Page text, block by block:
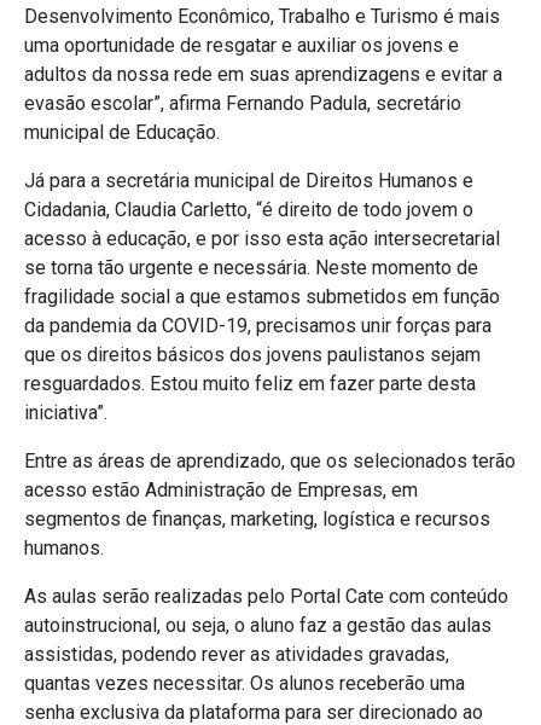
Desenvolvimento Econômico, Trabalho e Turismo é mais
uma oportunidade de resgatar e auxiliar os jovens e
adultos da nossa rede em suas aprendizagens e evitar a
evasão escolar”, afirma Fernando Padula, secretário
municipal de Educação.
Já para a secretária municipal de Direitos Humanos e
Cidadania, Claudia Carletto, “é direito de todo jovem o
acesso à educação, e por isso esta ação intersecretarial
se torna tão urgente e necessária. Neste momento de
fragilidade social a que estamos submetidos em função
da pandemia da COVID-19, precisamos unir forças para
que os direitos básicos dos jovens paulistanos sejam
resguardados. Estou muito feliz em fazer parte desta
iniciativa”.
Entre as áreas de aprendizado, que os selecionados terão
acesso estão Administração de Empresas, em
segmentos de finanças, marketing, logística e recursos
humanos.
As aulas serão realizadas pelo Portal Cate com conteúdo
autoinstrucional, ou seja, o aluno faz a gestão das aulas
assistidas, podendo rever as atividades gravadas,
quantas vezes necessitar. Os alunos receberão uma
senha exclusiva da plataforma para ser direcionado ao